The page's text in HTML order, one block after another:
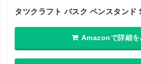
タツクラフト バスク ペンスタンド
Amazonで詳細を